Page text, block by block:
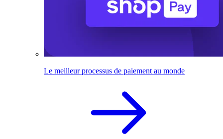
Le meilleur processus de paiement au monde